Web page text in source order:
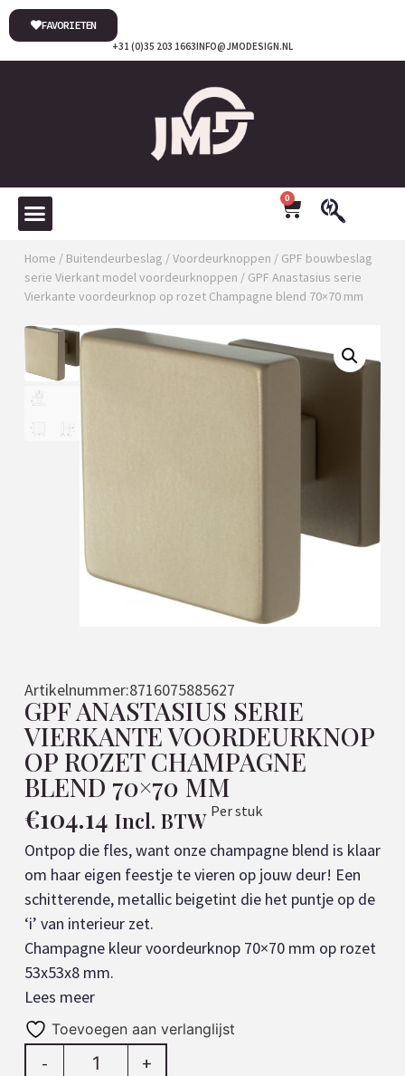
INFO@JMODESIGN.NL
+31 (0)35 203 1663
FAVORIETEN
0
Home / Buitendeurbeslag /Voordeurknoppen / GPF bouwbeslag
serie Vierkant model voordeurknoppen / GPF Anastasius serie
Vierkante voordeurknop op rozet Champagne blend 70×70 mm
Artikelnummer:8716075885627
GPF ANASTASIUS SERIE
VIERKANTE VOORDEURKNOP
OP ROZET CHAMPAGNE
BLEND 70×70 MM
€104.14 Incl. BTW Per stuk
Ontpop die fles, want onze champagne blend is klaar
om haar eigen feestje te vieren op jouw deur! Een
schitterende, metallic beigetint die het puntje op de
‘i’ van interieur zet.
Champagne kleur voordeurknop 70×70 mm op rozet
53x53x8 mm.
Lees meer
Toevoegen aan verlanglijst
- +